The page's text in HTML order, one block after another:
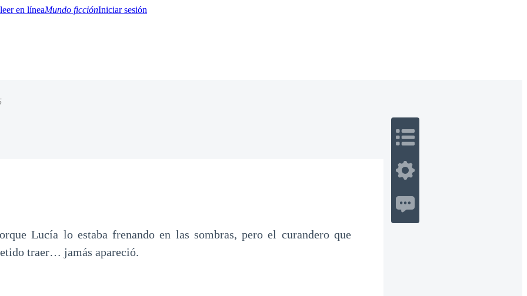
Mundo ficciónIniciar sesión
Lucía lo estaba frenando en las sombras, pero el curandero que
traer… jamás apareció.